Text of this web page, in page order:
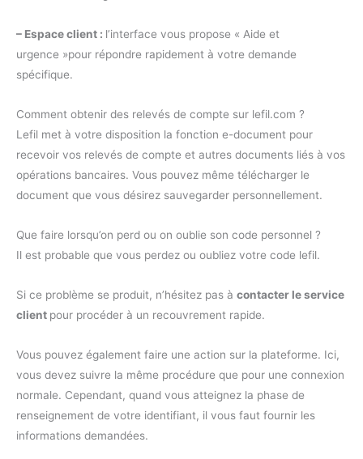
– Espace client : l’interface vous propose « Aide et
urgence »pour répondre rapidement à votre demande
spécifique.
Comment obtenir des relevés de compte sur lefil.com ?
Lefil met à votre disposition la fonction e-document pour
recevoir vos relevés de compte et autres documents liés à vos
opérations bancaires. Vous pouvez même télécharger le
document que vous désirez sauvegarder personnellement.
Que faire lorsqu’on perd ou on oublie son code personnel ?
Il est probable que vous perdez ou oubliez votre code lefil.
Si ce problème se produit, n’hésitez pas à contacter le service
client pour procéder à un recouvrement rapide.
Vous pouvez également faire une action sur la plateforme. Ici,
vous devez suivre la même procédure que pour une connexion
normale. Cependant, quand vous atteignez la phase de
renseignement de votre identifiant, il vous faut fournir les
informations demandées.